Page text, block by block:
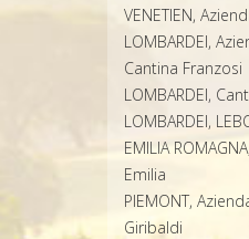
VENETIEN,
LOMBARDEI,
Cantina Franzosi
LOMBARDEI,
LOMBARDEI,
EMILIA
Emilia
PIEMONT,
Giribaldi